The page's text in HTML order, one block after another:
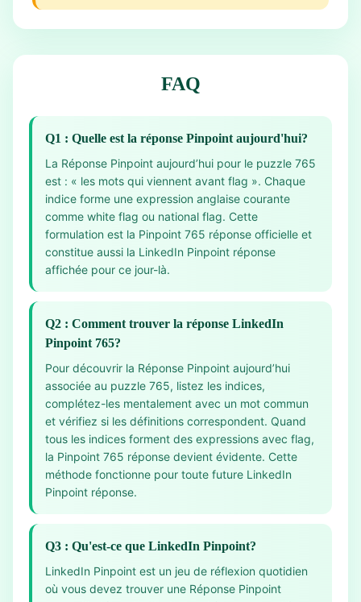
FAQ
Q1 : Quelle est la réponse Pinpoint aujourd'hui?
La Réponse Pinpoint aujourd’hui pour le puzzle 765
est : « les mots qui viennent avant flag ». Chaque
indice forme une expression anglaise courante
comme white flag ou national flag. Cette
formulation est la Pinpoint 765 réponse officielle et
constitue aussi la LinkedIn Pinpoint réponse
affichée pour ce jour-là.
Q2 : Comment trouver la réponse LinkedIn
Pinpoint 765?
Pour découvrir la Réponse Pinpoint aujourd’hui
associée au puzzle 765, listez les indices,
complétez-les mentalement avec un mot commun
et vérifiez si les définitions correspondent. Quand
tous les indices forment des expressions avec flag,
la Pinpoint 765 réponse devient évidente. Cette
méthode fonctionne pour toute future LinkedIn
Pinpoint réponse.
Q3 : Qu'est-ce que LinkedIn Pinpoint?
LinkedIn Pinpoint est un jeu de réflexion quotidien
où vous devez trouver une Réponse Pinpoint